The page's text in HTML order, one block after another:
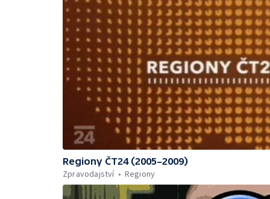
Regiony ČT24 (2005–2009)
Zpravodajství
Regiony